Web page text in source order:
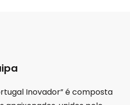
Inovador” é composta